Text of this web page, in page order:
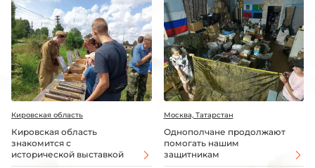
Кировская область
Кировская область
знакомится с
исторической выставкой
Москва, Татарстан
Однополчане продолжают
помогать нашим
защитникам